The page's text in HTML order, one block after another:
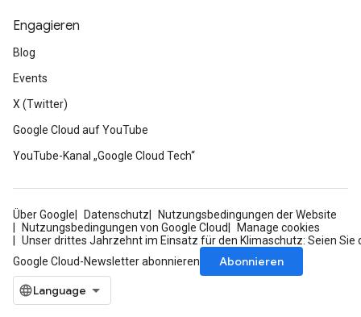
Engagieren
Blog
Events
X (Twitter)
Google Cloud auf YouTube
YouTube-Kanal „Google Cloud Tech“
Über Google Datenschutz
Nutzungsbedingungen der Website
Nutzungsbedingungen von Google Cloud
Manage cookies
Unser drittes Jahrzehnt im Einsatz für den Klimaschutz: Seien Sie
Google Cloud-Newsletter abonnieren
Abonnieren